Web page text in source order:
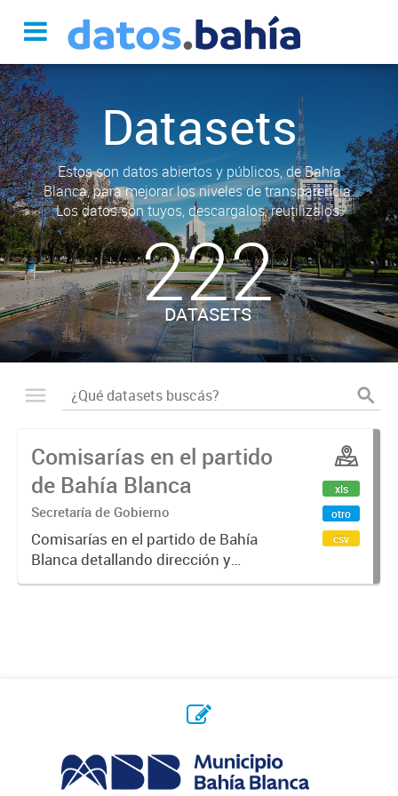
Datasets
Estos son datos abiertos y públicos, de Bahía
Blanca, para mejorar los niveles de transparencia.
Los datos son tuyos, descargalos, reutilizalos.
222
DATASETS
Comisarías en el partido
de Bahía Blanca
Secretaría de Gobierno
Comisarías en el partido de Bahía
Blanca detallando dirección y
teléfono.
xls
otro
csv